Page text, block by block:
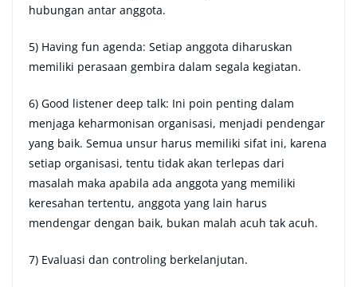
hubungan antar anggota.
5) Having fun agenda: Setiap anggota diharuskan
memiliki perasaan gembira dalam segala kegiatan.
6) Good listener deep talk: Ini poin penting dalam
menjaga keharmonisan organisasi, menjadi pendengar
yang baik. Semua unsur harus memiliki sifat ini, karena
setiap organisasi, tentu tidak akan terlepas dari
masalah maka apabila ada anggota yang memiliki
keresahan tertentu, anggota yang lain harus
mendengar dengan baik, bukan malah acuh tak acuh.
7) Evaluasi dan controling berkelanjutan.